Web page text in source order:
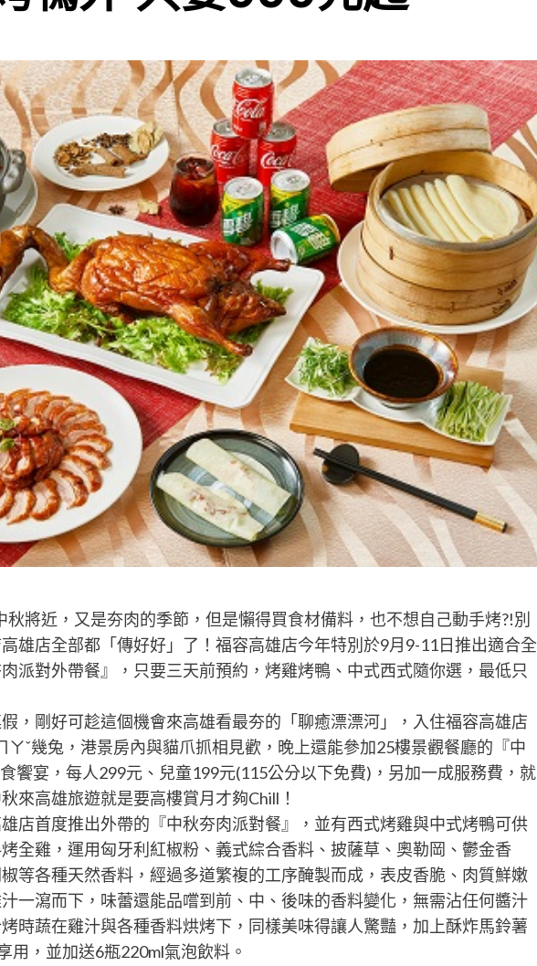
秋將近，又是夯肉的季節，但是懶得買食材備料，也不想自己動手烤?!別
雄店全部都「傳好好」了！福容高雄店今年特別於9月9-11日推出適合全
派對外帶餐』，只要三天前預約，烤雞烤鴨、中式西式隨你選，最低只
，剛好可趁這個機會來高雄看最夯的「聊癒漂漂河」，入住福容高雄店
ㄚˇ幾兔，港景房內與貓爪抓相見歡，晚上還能參加25樓景觀餐廳的『中
饗宴，每人299元、兒童199元(115公分以下免費)，另加一成服務費，就
來高雄旅遊就是要高樓賞月才夠Chill！
店首度推出外帶的『中秋夯肉派對餐』，並有西式烤雞與中式烤鴨可供
全雞，運用匈牙利紅椒粉、義式綜合香料、披薩草、奧勒岡、鬱金香
等各種天然香料，經過多道繁複的工序醃製而成，表皮香脆、肉質鮮嫩
一瀉而下，味蕾還能品嚐到前、中、後味的香料變化，無需沾任何醬汁
時蔬在雞汁與各種香料烘烤下，同樣美味得讓人驚豔，加上酥炸馬鈴薯
用，並加送6瓶220ml氣泡飲料。